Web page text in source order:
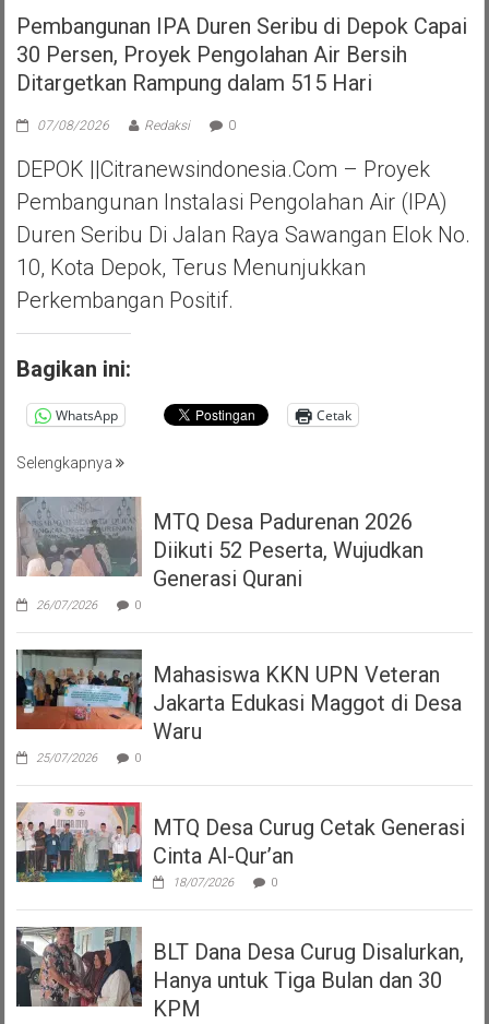
Pembangunan IPA Duren Seribu di Depok Capai
30 Persen, Proyek Pengolahan Air Bersih
Ditargetkan Rampung dalam 515 Hari
07/08/2026 Redaksi 0
DEPOK ||Citranewsindonesia.com – Proyek
Pembangunan Instalasi Pengolahan Air (IPA)
Duren Seribu Di Jalan Raya Sawangan Elok No.
10, Kota Depok, Terus Menunjukkan
Perkembangan Positif.
Bagikan ini:
WhatsApp Cetak
Selengkapnya
MTQ Desa Padurenan 2026
Diikuti 52 Peserta, Wujudkan
Generasi Qurani
26/07/2026 0
Mahasiswa KKN UPN Veteran
Jakarta Edukasi Maggot di Desa
Waru
25/07/2026 0
MTQ Desa Curug Cetak Generasi
Cinta Al-Qur’an
18/07/2026 0
BLT Dana Desa Curug Disalurkan,
Hanya untuk Tiga Bulan dan 30
KPM